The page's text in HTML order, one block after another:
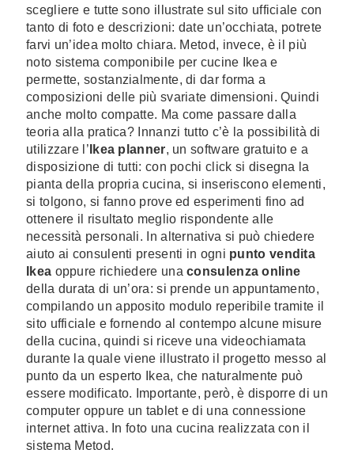
scegliere e tutte sono illustrate sul sito ufficiale con
tanto di foto e descrizioni: date un’occhiata, potrete
farvi un’idea molto chiara. Metod, invece, è il più
noto sistema componibile per cucine Ikea e
permette, sostanzialmente, di dar forma a
composizioni delle più svariate dimensioni. Quindi
anche molto compatte. Ma come passare dalla
teoria alla pratica? Innanzi tutto c’è la possibilità di
utilizzare l’ Ikea planner, un software gratuito e a
disposizione di tutti: con pochi click si disegna la
pianta della propria cucina, si inseriscono elementi,
si tolgono, si fanno prove ed esperimenti fino ad
ottenere il risultato meglio rispondente alle
necessità personali. In alternativa si può chiedere
aiuto ai consulenti presenti in ogni punto vendita
Ikea oppure richiedere unaconsulenza online
della durata di un’ora: si prende un appuntamento,
compilando un apposito modulo reperibile tramite il
sito ufficiale e fornendo al contempo alcune misure
della cucina, quindi si riceve una videochiamata
durante la quale viene illustrato il progetto messo al
punto da un esperto Ikea, che naturalmente può
essere modificato. Importante, però, è disporre di un
computer oppure un tablet e di una connessione
internet attiva. In foto una cucina realizzata con il
sistema Metod.